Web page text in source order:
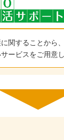
関することから
ービスをご用意し